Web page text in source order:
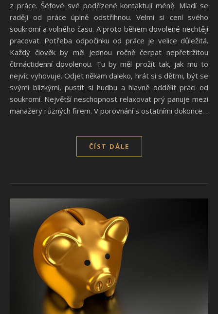
z práce. Šéfové své podřízené kontaktují méně. Mladí se
raději od práce úplně odstřihnou. Velmi si cení svého
soukromí a volného času. A proto během dovolené nechtějí
pracovat. Potřeba odpočinku od práce je velice důležitá.
Každý člověk by měl jednou ročně čerpat nepřetržitou
čtrnáctidenní dovolenou. Tu by měl prožít tak, jak mu to
nejvíc vyhovuje. Odjet někam daleko, hrát si s dětmi, být se
svými blízkými, pustit si hudbu a hlavně oddělit práci od
soukromí. Největší neschopnost relaxovat prý panuje mezi
manažery různých firem. V porovnání s ostatními dokonce…
ČÍST DÁLE